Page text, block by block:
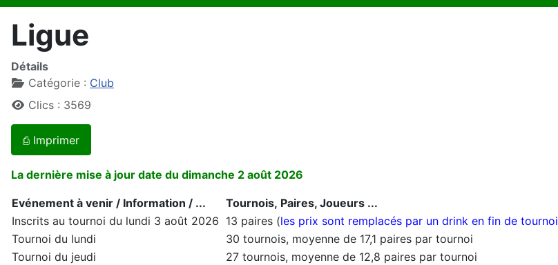
Ligue
Détails
Catégorie : Club
Clics : 3569
⎙ Imprimer
La dernière mise à jour date du dimanche 2 août 2026
Evénement à venir / Information / ...
Tournois, Paires, Joueurs ...
Inscrits au tournoi du lundi 3 août 2026 13 paires (les prix sont remplacés par un drink en fin de tournoi
Tournoi du lundi
30 tournois, moyenne de 17,1 paires par tournoi
Tournoi du jeudi
27 tournois, moyenne de 12,8 paires par tournoi